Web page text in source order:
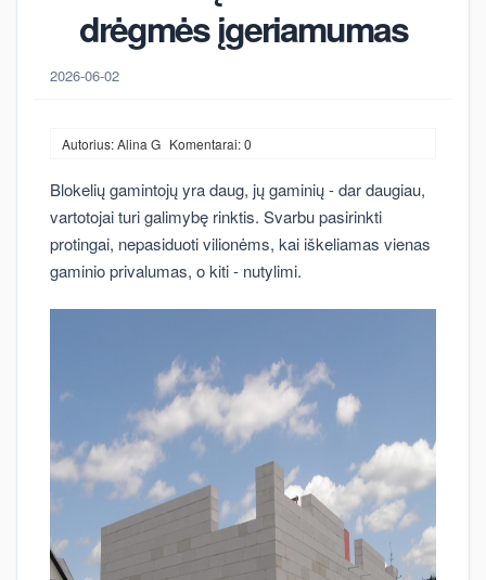
drėgmės įgeriamumas
2026-06-02
Autorius: Alina G Komentarai: 0
Blokelių gamintojų yra daug, jų gaminių - dar daugiau,
vartotojai turi galimybę rinktis. Svarbu pasirinkti
protingai, nepasiduoti vilionėms, kai iškeliamas vienas
gaminio privalumas, o kiti - nutylimi.